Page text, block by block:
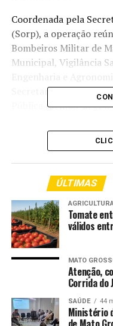
Coordenada pela
(Sorp), a operação
Bombeiros Militar de
Municipal, Vigilância
Secretaria Municipal
Pública (Semob-SegP).
As equipes
estabelecimentos
em locais
meio do Portal Sorp,
registro de denúncias
https://
secretária de Ordem
em que forem
funcionamento sem
imediata.
Entre os principais
regularidade da
e funcionamento, o
ÚLTIMAS
Tomate
válidos
MATO
Atenção,
Corrida do
SAÚDE 44
Ministério